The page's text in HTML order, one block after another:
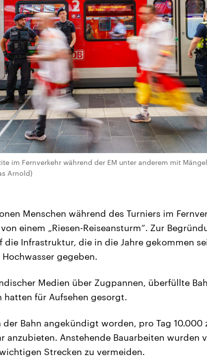
im Fernverkehr während der EM unter anderem mit
Arnold)
Menschen während des Turniers im
einem „Riesen-Reiseansturm“. Zur
die Infrastruktur, die in die Jahre gekommen
gegeben.
Medien über Zugpannen, überfüllte
hatten für Aufsehen gesorgt.
Bahn angekündigt worden, pro Tag 10.000
anzubieten. Anstehende Bauarbeiten wurden
Strecken zu vermeiden.